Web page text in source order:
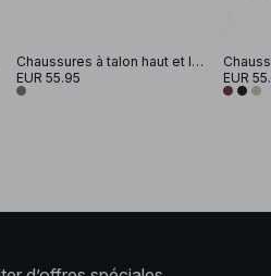
Chaussures à talon haut et lanières
EUR 55.95
EUR